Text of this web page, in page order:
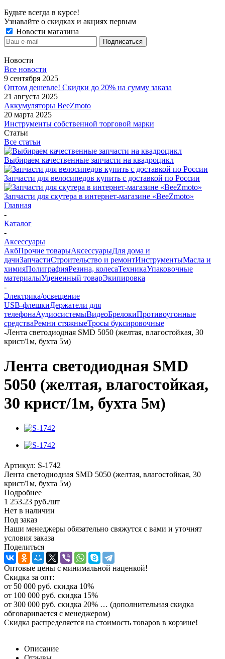
Будьте всегда в курсе!
Узнавайте о скидках и акциях первым
Новости магазина
Новости
Все новости
9 сентября 2025
Оптом дешевле! Скидки до 20% на сумму заказа
21 августа 2025
Аккумуляторы BeeZmoto
20 марта 2025
Инструменты собственной торговой марки
Статьи
Все статьи
Выбираем качественные запчасти на квадроцикл
Запчасти для велосипедов купить с доставкой по России
Запчасти для скутера в интернет-магазине «BeeZmoto»
Главная
-
Каталог
-
Аксессуары
АкбПрочие товарыАксессуарыДля дома и
дачиЗапчастиСтроительство и ремонтИнструментыМасла и
химияПолиграфияРезина, колесаТехникаУпаковочные
материалыУцененный товарЭкипировка
-
Электрика/освещение
USB-флешкиДержатели для
телефонаАудиосистемыВидеоБрелокиПротивоугонные
средстваРемни стяжныеТросы буксировочные
-Лента светодиодная SMD 5050 (желтая, влагостойкая, 30
крист/1м, бухта 5м)
Лента светодиодная SMD
5050 (желтая, влагостойкая,
30 крист/1м, бухта 5м)
Артикул: S-1742
Лента светодиодная SMD 5050 (желтая, влагостойкая, 30
крист/1м, бухта 5м)
Подробнее
1 253.23 руб./шт
Нет в наличии
Под заказ
Наши менеджеры обязательно свяжутся с вами и уточнят
условия заказа
Поделиться
Оптовые цены с минимальной наценкой!
Скидка за опт:
от 50 000 руб. скидка 10%
от 100 000 руб. скидка 15%
от 300 000 руб. скидка 20% … (дополнительная скидка
обговаривается с менеджером)
Скидка распределяется на стоимость товаров в корзине!
Описание